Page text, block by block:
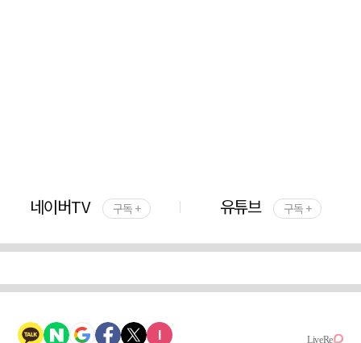
네이버TV 구독 + 유튜브 구독 +